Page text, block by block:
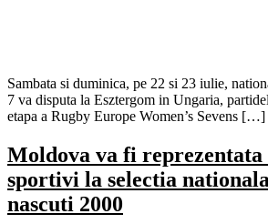
Sambata si duminica, pe 22 si 23 iulie,
7 va disputa la Esztergom in Ungaria,
etapa a Rugby Europe Women’s Sevens […]
Moldova va fi reprezentata
sportivi la selectia
nascuti 2000